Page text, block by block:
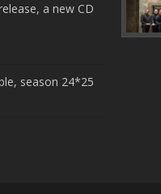
a new CD
season 24*25